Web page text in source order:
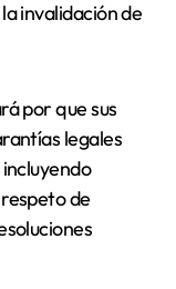
invalidación de
por que sus
legales
de